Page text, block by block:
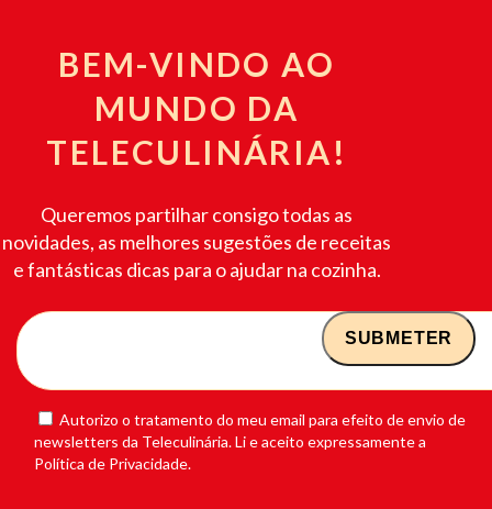
BEM-VINDO AO
MUNDO DA
TELECULINÁRIA!
Queremos partilhar consigo todas as
novidades, as melhores sugestões de receitas
e fantásticas dicas para o ajudar na cozinha.
Autorizo o tratamento do meu email para efeito de envio de
newsletters da Teleculinária. Li e aceito expressamente a
Política de Privacidade.